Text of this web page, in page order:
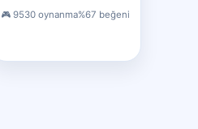
9530 oynanma%67 beğeni